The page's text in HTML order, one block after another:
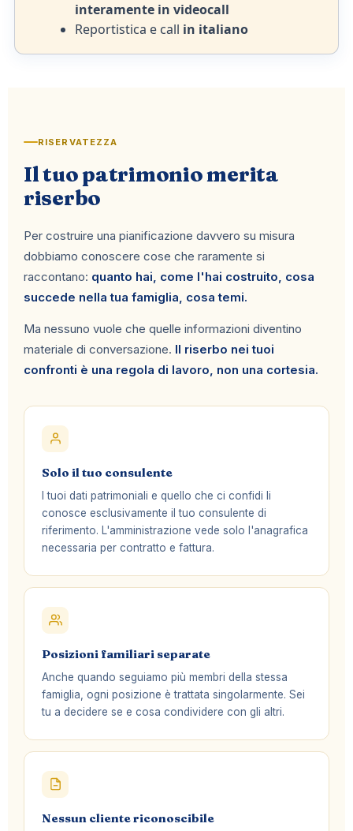
interamente in videocall
Reportistica e call in italiano
RISERVATEZZA
Il tuo patrimonio merita
riserbo
Per costruire una pianificazione davvero su misura
dobbiamo conoscere cose che raramente si
raccontano: quanto hai, come l'hai costruito, cosa
succede nella tua famiglia, cosa temi.
Ma nessuno vuole che quelle informazioni diventino
materiale di conversazione. Il riserbo nei tuoi
confronti è una regola di lavoro, non una cortesia.
Solo il tuo consulente
I tuoi dati patrimoniali e quello che ci confidi li
conosce esclusivamente il tuo consulente di
riferimento. L'amministrazione vede solo l'anagrafica
necessaria per contratto e fattura.
Posizioni familiari separate
Anche quando seguiamo più membri della stessa
famiglia, ogni posizione è trattata singolarmente. Sei
tu a decidere se e cosa condividere con gli altri.
Nessun cliente riconoscibile